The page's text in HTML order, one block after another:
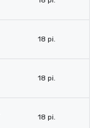
18 pi.
18 pi.
18 pi.